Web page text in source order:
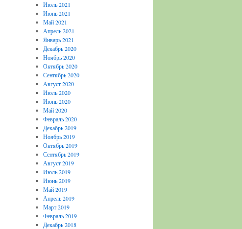
Июль 2021
Июнь 2021
Май 2021
Апрель 2021
Январь 2021
Декабрь 2020
Ноябрь 2020
Октябрь 2020
Сентябрь 2020
Август 2020
Июль 2020
Июнь 2020
Май 2020
Февраль 2020
Декабрь 2019
Ноябрь 2019
Октябрь 2019
Сентябрь 2019
Август 2019
Июль 2019
Июнь 2019
Май 2019
Апрель 2019
Март 2019
Февраль 2019
Декабрь 2018